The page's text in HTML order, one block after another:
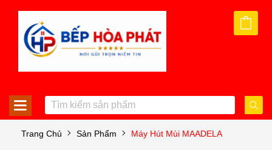
Trang Chủ Sản Phẩm Máy Hút Mùi MAADELA